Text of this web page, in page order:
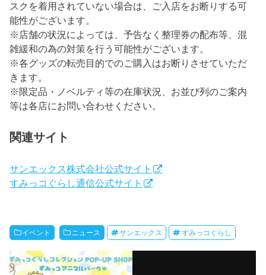
スクを着用されていない場合は、ご入店をお断りする可
能性がございます。
※店舗の状況によっては、予告なく整理券の配布等、混
雑緩和の為の対策を行う可能性がございます。
※各グッズの転売目的でのご購入はお断りさせていただ
きます。
※限定品・ノベルティ等の在庫状況、お並び列のご案内
等は各店にお問い合わせください。
関連サイト
サンエックス株式会社公式サイト
すみっコぐらし通信公式サイト
イベント ニュース サンエックス すみっコぐらし